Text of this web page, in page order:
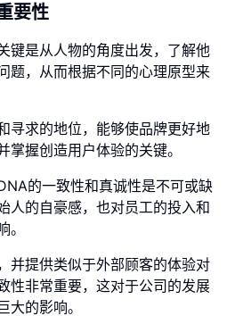
要性
键是从人物的角度出发，了解他
题，从而根据不同的心理原型来
寻求的地位，能够使品牌更好地
掌握创造用户体验的关键。
的一致性和真诚性是不可或缺
人的自豪感，也对员工的投入和
并提供类似于外部顾客的体验对
性非常重要，这对于公司的发展
大的影响。